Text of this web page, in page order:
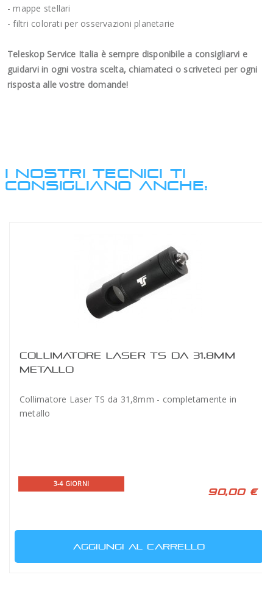
- mappe stellari
- filtri colorati per osservazioni planetarie
Teleskop Service Italia è sempre disponibile a consigliarvi e
guidarvi in ogni vostra scelta, chiamateci o scriveteci per ogni
risposta alle vostre domande!
I NOSTRI TECNICI TI
CONSIGLIANO ANCHE:
COLLIMATORE LASER TS DA 31,8MM
METALLO
Collimatore Laser TS da 31,8mm - completamente in
metallo
3-4 GIORNI
90,00 €
AGGIUNGI AL CARRELLO